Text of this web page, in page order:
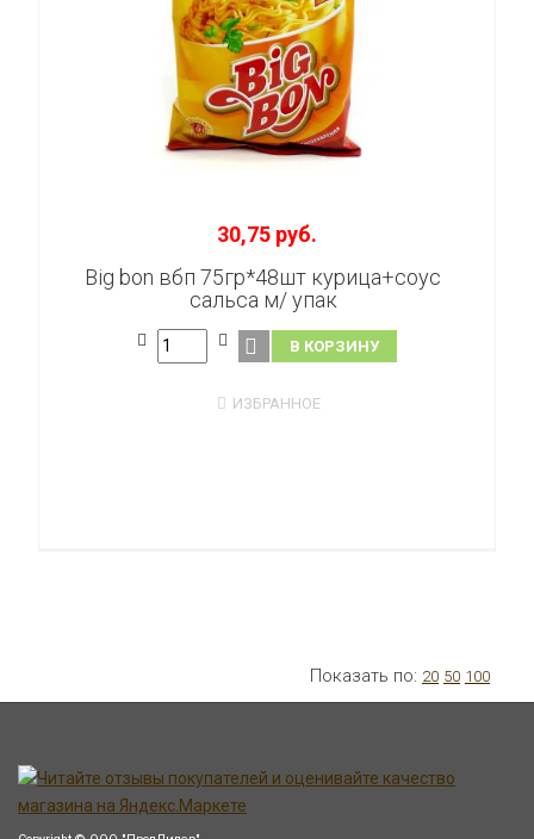
30,75 руб.
Big bon вбп 75гр*48шт курица+соус
сальса м/ упак
В КОРЗИНУ
ИЗБРАННОЕ
Показать по: 20 50 100